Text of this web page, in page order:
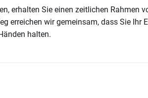
erhalten Sie einen zeitlichen Rahmen
erreichen wir gemeinsam, dass Sie Ihr
halten.